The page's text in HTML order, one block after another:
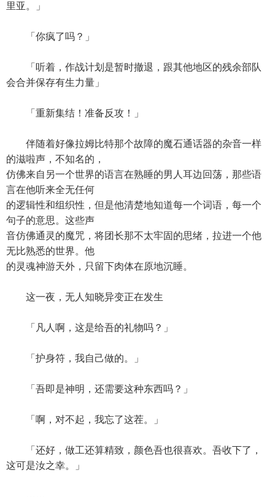
里亚。」
「你疯了吗？」
「听着，作战计划是暂时撤退，跟其他地区的残余部队
会合并保存有生力量」
「重新集结！准备反攻！」
伴随着好像拉姆比特那个故障的魔石通话器的杂音一样
的滋啦声，不知名的，
仿佛来自另一个世界的语言在熟睡的男人耳边回荡，那些语
言在他听来全无任何
的逻辑性和组织性，但是他清楚地知道每一个词语，每一个
句子的意思。这些声
音仿佛通灵的魔咒，将团长那不太牢固的思绪，拉进一个他
无比熟悉的世界。他
的灵魂神游天外，只留下肉体在原地沉睡。
这一夜，无人知晓异变正在发生
「凡人啊，这是给吾的礼物吗？」
「护身符，我自己做的。」
「吾即是神明，还需要这种东西吗？」
「啊，对不起，我忘了这茬。」
「还好，做工还算精致，颜色吾也很喜欢。吾收下了，
这可是汝之幸。」